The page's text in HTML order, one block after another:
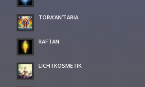
TORA’AN’TARIA
RAFTAN
LICHTKOSMETIK